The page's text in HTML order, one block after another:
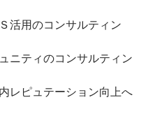
活用のコンサルティン
ニティのコンサルティン
レピュテーション向上へ